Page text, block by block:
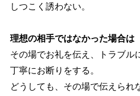
しつこく誘わない。
理想の相手ではなかった場合は
その場でお礼を伝え、トラブル
丁寧にお断りをする。
どうしても、その場で伝えられ